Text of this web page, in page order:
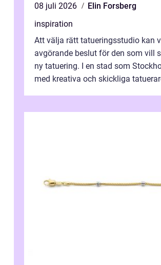
08 juli 2026
Elin Forsberg
inspiration
Att välja rätt tatueringsstudio kan
avgörande beslut för den som vill
ny tatuering. I en stad som
med kreativa och skickliga